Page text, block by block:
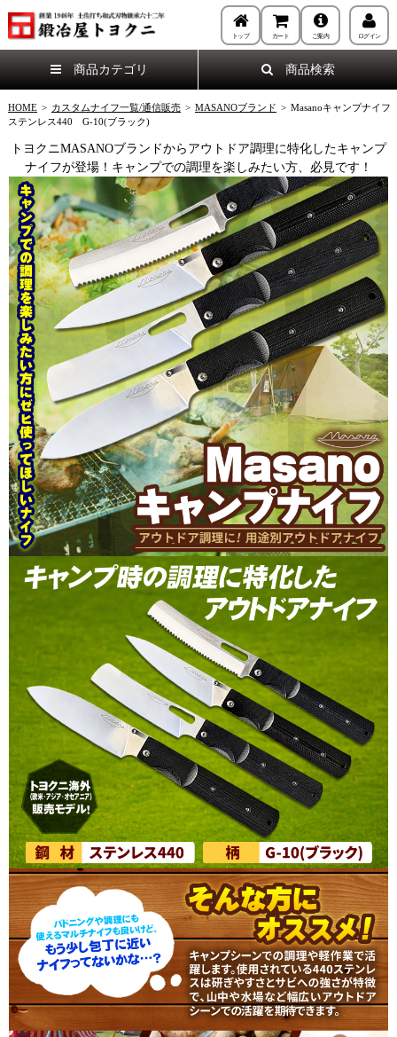
トップ カート ご案内 ログイン
商品カテゴリ 商品検索
HOME > カスタムナイフ一覧/通信販売 > MASANOブランド > Masanoキャンプナイフ
ステンレス440 G-10(ブラック)
トヨクニMASANOブランドからアウトドア調理に特化したキャンプ
ナイフが登場！キャンプでの調理を楽しみたい方、必見です！